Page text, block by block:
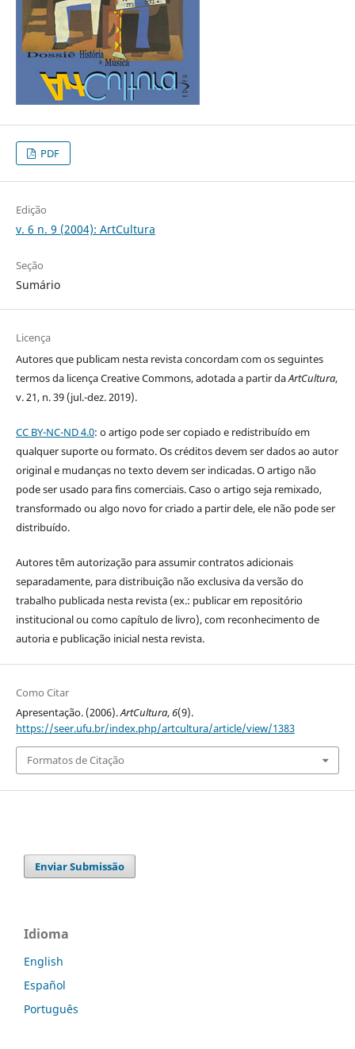
PDF
Edição
v. 6 n. 9 (2004): ArtCultura
Seção
Sumário
Licença
Autores que publicam nesta revista concordam com os seguintes
termos da licença Creative Commons, adotada a partir daArtCultura,
v. 21, n. 39 (jul.-dez. 2019).
CC BY-NC-ND 4.0: o artigo pode ser copiado e redistribuído em
qualquer suporte ou formato. Os créditos devem ser dados ao autor
original e mudanças no texto devem ser indicadas. O artigo não
pode ser usado para fins comerciais. Caso o artigo seja remixado,
transformado ou algo novo for criado a partir dele, ele não pode ser
distribuído.
Autores têm autorização para assumir contratos adicionais
separadamente, para distribuição não exclusiva da versão do
trabalho publicada nesta revista (ex.: publicar em repositório
institucional ou como capítulo de livro), com reconhecimento de
autoria e publicação inicial nesta revista.
Como Citar
Apresentação. (2006).ArtCultura,6(9).
https://seer.ufu.br/index.php/artcultura/article/view/1383
Formatos de Citação
Enviar Submissão
Idioma
English
Español
Português